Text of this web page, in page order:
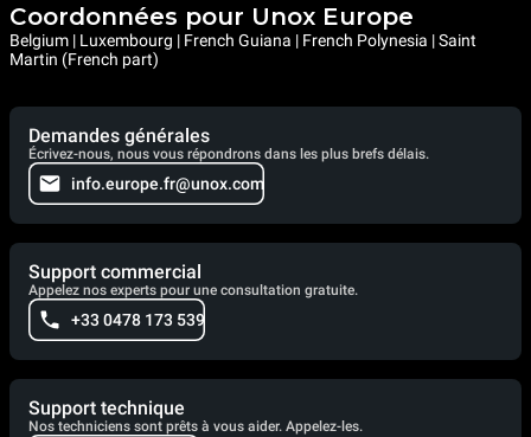
Coordonnées pour Unox Europe
Belgium | Luxembourg | French Guiana | French Polynesia | Saint
Martin (French part)
Demandes générales
Écrivez-nous, nous vous répondrons dans les plus brefs délais.
info.europe.fr@unox.com
Support commercial
Appelez nos experts pour une consultation gratuite.
+33 0478 173 539
Support technique
Nos techniciens sont prêts à vous aider. Appelez-les.